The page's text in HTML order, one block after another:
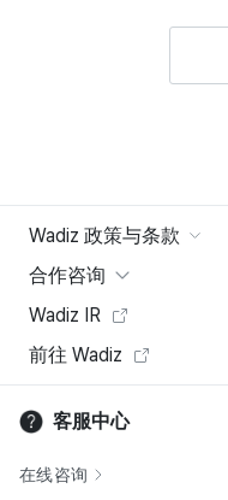
Wadiz 政策与条款
合作咨询
Wadiz IR
前往 Wadiz
客服中心
在线咨询